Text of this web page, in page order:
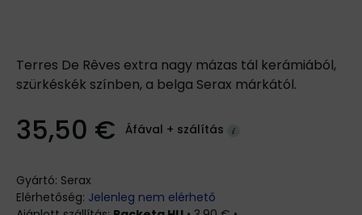
Terres De Rêves extra nagy mázas tál kerámiából,
szürkéskék színben, a belga Serax márkától.
35,50 € Áfával + szálítás
Gyártó: Serax
Elérhetőség: Jelenleg nem elérhető